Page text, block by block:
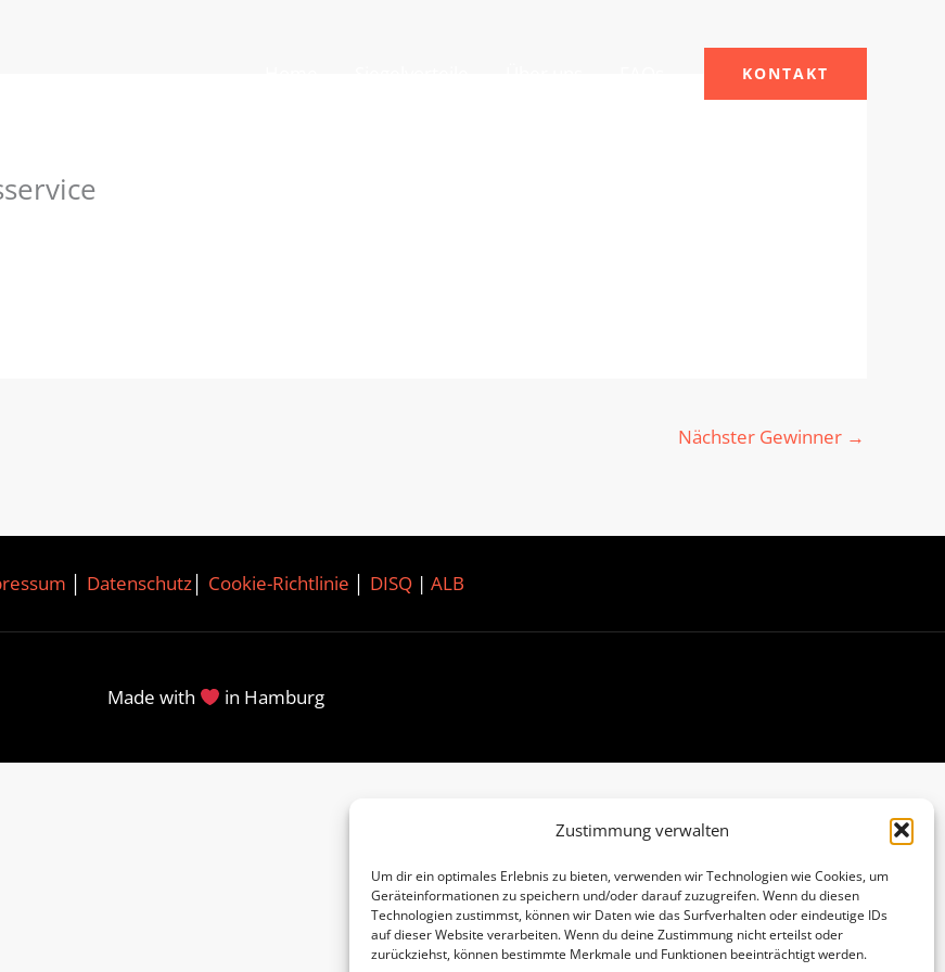
Zustimmung verwalten
Um dir ein optimales Erlebnis zu bieten, verwenden wir Technologien wie Cookies, um
Geräteinformationen zu speichern und/oder darauf zuzugreifen. Wenn du diesen
Technologien zustimmst, können wir Daten wie das Surfverhalten oder eindeutige IDs
auf dieser Website verarbeiten. Wenn du deine Zustimmung nicht erteilst oder
zurückziehst, können bestimmte Merkmale und Funktionen beeinträchtigt werden.
KONTAKT
Nächster Gewinner →
Datenschutz│ Cookie-Richtlinie DISQ| ALB
Made with in Hamburg